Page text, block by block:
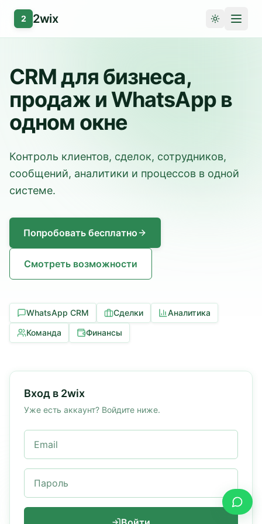
2 2wix
CRM для бизнеса,
продаж и WhatsApp в
одном окне
Контроль клиентов, сделок, сотрудников,
сообщений, аналитики и процессов в одной
системе.
Попробовать бесплатно
Смотреть возможности
WhatsApp CRM Сделки
Аналитика
Команда
Финансы
Вход в 2wix
Уже есть аккаунт? Войдите ниже.